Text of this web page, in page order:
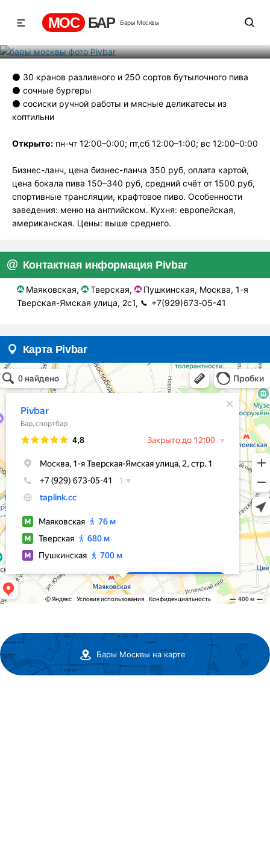
МОС БАР Бары Москвы
⚫️ 30 кранов разливного и 250 сортов бутылочного пива
⚫️ сочные бургеры
⚫️ сосиски ручной работы и мясные деликатесы из
коптильни
Открыто: пн-чт 12:00–0:00; пт,сб 12:00–1:00; вс 12:00–0:00
Бизнес-ланч, цена бизнес-ланча 350 руб, оплата картой,
цена бокала пива 150–340 руб, средний счёт от 1500 руб,
спортивные трансляции, крафтовое пиво. Особенности
заведения: меню на английском. Кухня: европейская,
американская. Цены: выше среднего.
Контактная информация Pivbar
Маяковская, Тверская,
Пушкинская, Москва, 1-я
Тверская-Ямская улица, 2с1,
+7(929)673‑05-41
Карта Pivbar
Бары Москвы на карте